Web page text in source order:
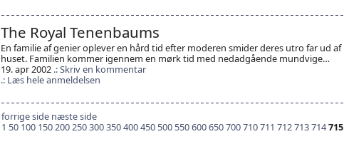
The Royal Tenenbaums
En familie af genier oplever en hård tid efter moderen smider deres utro far ud af
huset. Familien kommer igennem en mørk tid med nedadgående mundvige…
19. apr 2002
Skriv en kommentar
Læs hele anmeldelsen
forrige side næste side
1 50 100 150200250300350400450 500 550600650700710711 712713714715